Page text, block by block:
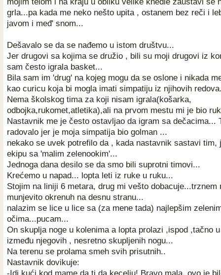
grla...pa kada me neko nešto upita , ostanem bez reči i
javom i međ' snom...
Dešavalo se da se nađemo u istom društvu...
Jer drugovi sa kojima se družio , bili su moji drugovi iz
sam često igrala basket...
Bila sam im 'drug' na kojeg mogu da se oslone i nikada
kao curicu koja bi mogla imati simpatiju iz njihovih
Nema školskog tima za koji nisam igrala(košarka,
odbojka,rukomet,atletika),ali na prvom mestu mi je bio
Nastavnik me je često ostavljao da igram sa dečacima...
radovalo jer je moja simpatija bio golman ...
nekako se uvek potrefilo da , kada nastavnik sastavi tim,
ekipu sa 'malim zelenookim'...
Jednoga dana desilo se da smo bili suprotni timovi...
Krećemo u napad... lopta leti iz ruke u ruku...
Stojim na liniji 6 metara, drug mi vešto dobacuje...trznem
munjevito okrenuh na desnu stranu...
nalazim se lice u lice sa (za mene tada) najlepšim
očima...pucam...
On skuplja noge u kolenima a lopta prolazi ,ispod ,tačno
između njegovih , nesretno skupljenih nogu...
Na terenu se prolama smeh svih prisutnih..
Nastavnik dovikuje: